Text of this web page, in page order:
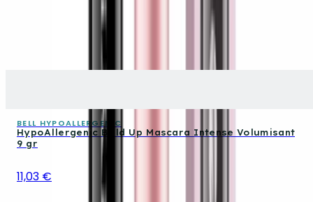
BELL HYPOALLERGENIC
HypoAllergenic Bold Up Mascara Intense Volumisant
9 gr
11,03 €